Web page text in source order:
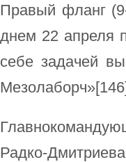
Правый фланг
днем 22 апреля
себе задачей
Радко-